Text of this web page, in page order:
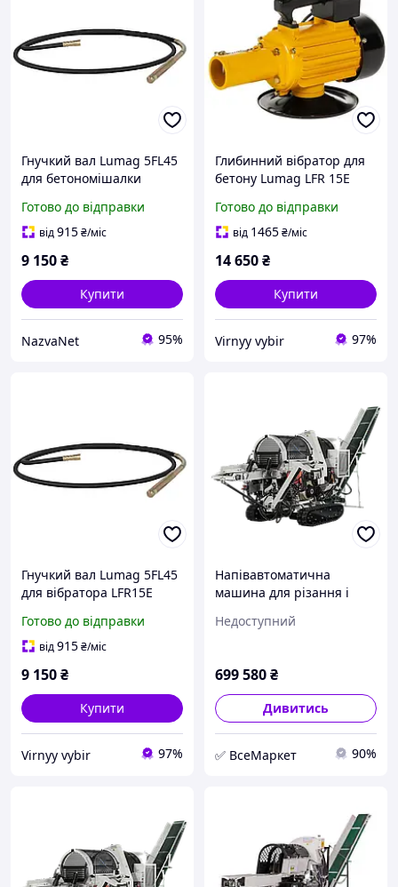
Гнучкий вал Lumag 5FL45
для бетономішалки
довжина 6 м
продуктивність 12000 л/
Готово до відправки
від915₴/міс
9 150₴
Купити
NazvaNet 95%
Глибинний вібратор для
бетону Lumag LFR 15E
швидкість потоку 1200 л/
год комплектація 6 м
Готово до відправки
від 1465₴/міс
14 650₴
Купити
Virnyy vybir 97%
Гнучкий вал Lumag 5FL45
для вібратора LFR15E
продуктивність 12000 л/
год довжина шланга 6 м
Готово до відправки
від915₴/міс
9 150₴
Купити
Virnyy vybir 97%
Напівавтоматична
машина для різання і
Lumag SSA500DH-PROT/RS
Недоступний
699 580₴
Дивитись
✅ ВсеМаркет 90%